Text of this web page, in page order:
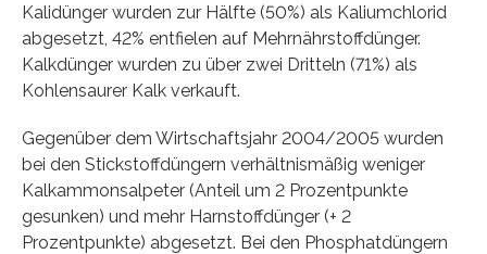
Kalidünger wurden zur Hälfte (50%) als Kaliumchlorid
abgesetzt, 42% entfielen auf Mehrnährstoffdünger.
Kalkdünger wurden zu über zwei Dritteln (71%) als
Kohlensaurer Kalk verkauft.
Gegenüber dem Wirtschaftsjahr 2004/2005 wurden
bei den Stickstoffdüngern verhältnismäßig weniger
Kalkammonsalpeter (Anteil um 2 Prozentpunkte
gesunken) und mehr Harnstoffdünger (+ 2
Prozentpunkte) abgesetzt. Bei den Phosphatdüngern